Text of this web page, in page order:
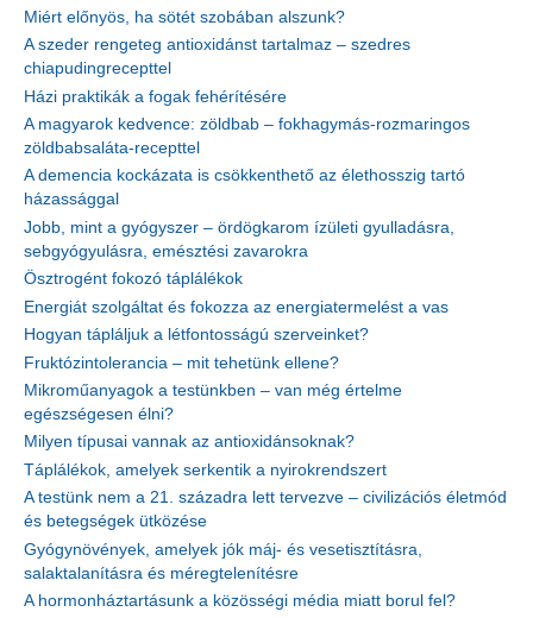
Miért előnyös, ha sötét szobában alszunk?
A szeder rengeteg antioxidánst tartalmaz – szedres
chiapudingrecepttel
Házi praktikák a fogak fehérítésére
A magyarok kedvence: zöldbab – fokhagymás-rozmaringos
zöldbabsaláta-recepttel
A demencia kockázata is csökkenthető az élethosszig tartó
házassággal
Jobb, mint a gyógyszer – ördögkarom ízületi gyulladásra,
sebgyógyulásra, emésztési zavarokra
Ösztrogént fokozó táplálékok
Energiát szolgáltat és fokozza az energiatermelést a vas
Hogyan tápláljuk a létfontosságú szerveinket?
Fruktózintolerancia – mit tehetünk ellene?
Mikroműanyagok a testünkben – van még értelme
egészségesen élni?
Milyen típusai vannak az antioxidánsoknak?
Táplálékok, amelyek serkentik a nyirokrendszert
A testünk nem a 21. századra lett tervezve – civilizációs életmód
és betegségek ütközése
Gyógynövények, amelyek jók máj- és vesetisztításra,
salaktalanításra és méregtelenítésre
A hormonháztartásunk a közösségi média miatt borul fel?